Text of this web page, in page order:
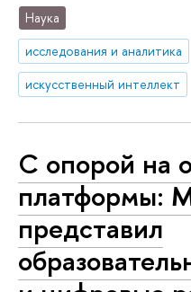
Наука
исследования и аналитика
искусственный интеллект
С опорой на
платформы:
представил